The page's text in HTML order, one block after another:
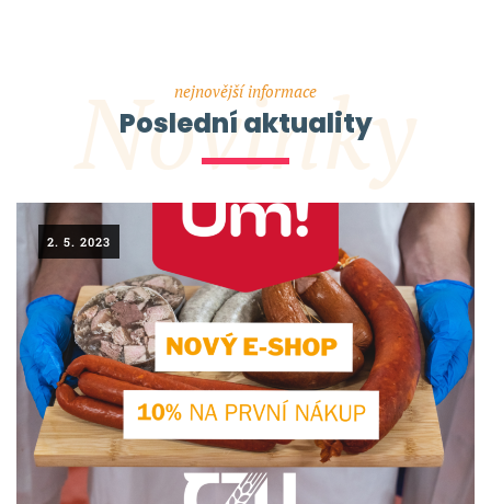
Novinky
nejnovější informace
Poslední aktuality
2. 5. 2023